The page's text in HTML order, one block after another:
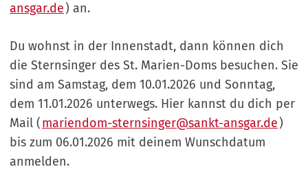
ansgar.de) an.
Du wohnst in der Innenstadt, dann können dich
die Sternsinger des St. Marien-Doms besuchen. Sie
sind am Samstag, dem 10.01.2026 und Sonntag,
dem 11.01.2026 unterwegs. Hier kannst du dich per
Mail (mariendom-sternsinger@sankt-ansgar.de)
bis zum 06.01.2026 mit deinem Wunschdatum
anmelden.